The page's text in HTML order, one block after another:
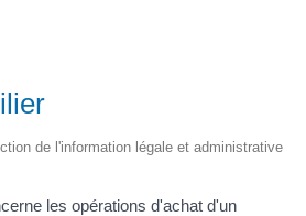
de l'information légale et administrative
les opérations d'achat d'un